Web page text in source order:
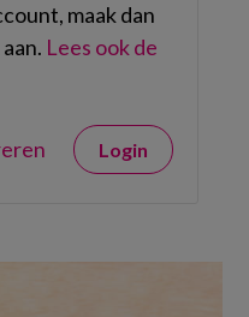
maak dan
Lees ook de
Login